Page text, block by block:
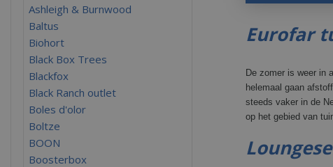
Eurofar
De zomer is weer in
helemaal gaan
steeds vaker in de
op het gebied van
Ashleigh & Burnwood
Baltus
Biohort
Black Box Trees
Blackfox
Black Ranch outlet
Boles d'olor
Boltze
BOON
Boosterbox